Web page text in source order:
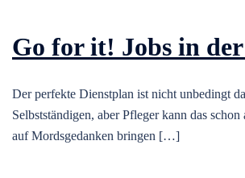
Go for it! Jobs in
Der perfekte Dienstplan ist nicht unbedingt
Selbstständigen, aber Pfleger kann das
auf Mordsgedanken bringen […]